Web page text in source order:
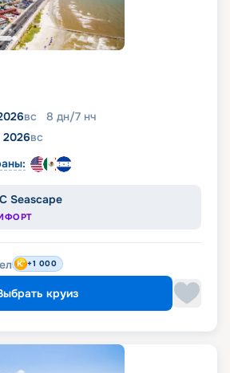
вс 8 дн/7 нч
2026вс
Seascape
+1 000
круиз